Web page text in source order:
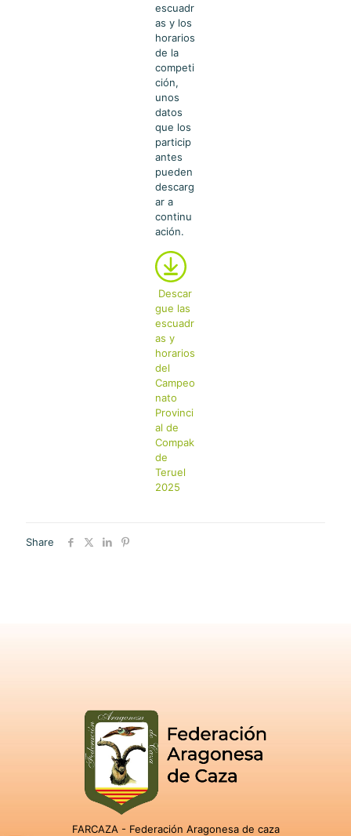
escuadr
as y los
horarios
de la
competi
ción,
unos
datos
que los
particip
antes
pueden
descarg
ar a
continu
ación.
Descar
gue las
escuadr
as y
horarios
del
Campeo
nato
Provinci
al de
Compak
de
Teruel
2025
Share
FARCAZA - Federación Aragonesa de caza